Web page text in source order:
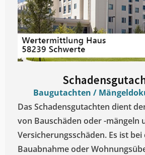
Baugutachten /
Das Schadensgutachten dient
von Bauschäden oder -mängeln
Versicherungsschäden. Es ist bei
Bauabnahme oder